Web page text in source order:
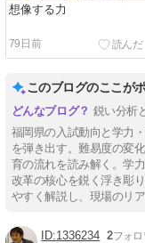
想像する力
79日前
このブログのここが
鋭い分析
福岡県の入試動向と学力
を弾き出す。難易度の変
育の流れを読み解く。学
改革の核心を鋭く浮き彫
やすく解説し、現場のリ
1336234 2